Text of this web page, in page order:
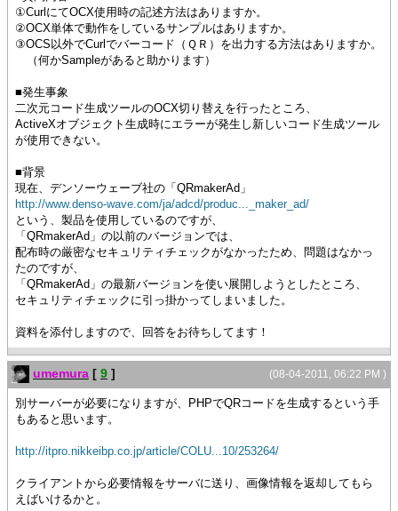
①CurlにてOCX使用時の記述方法はありますか。
②OCX単体で動作をしているサンプルはありますか。
③OCS以外でCurlでバーコード（ＱＲ）を出力する方法はありますか。
（何かSampleがあると助かります）
■発生事象
二次元コード生成ツールのOCX切り替えを行ったところ、
ActiveXオブジェクト生成時にエラーが発生し新しいコード生成ツール
が使用できない。
■背景
現在、デンソーウェーブ社の「QRmakerAd」
http://www.denso-wave.com/ja/adcd/produc..._maker_ad/
という、製品を使用しているのですが、
「QRmakerAd」の以前のバージョンでは、
配布時の厳密なセキュリティチェックがなかったため、問題はなかっ
たのですが、
「QRmakerAd」の最新バージョンを使い展開しようとしたところ、
セキュリティチェックに引っ掛かってしまいました。
資料を添付しますので、回答をお待ちしてます！
(08-04-2011, 06:22 PM )
umemura [ 9 ]
別サーバーが必要になりますが、PHPでQRコードを生成するという手
もあると思います。
http://itpro.nikkeibp.co.jp/article/COLU...10/253264/
クライアントから必要情報をサーバに送り、画像情報を返却してもら
えばいけるかと。